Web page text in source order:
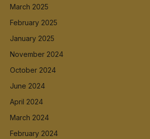
March 2025
February 2025
January 2025
November 2024
October 2024
June 2024
April 2024
March 2024
February 2024